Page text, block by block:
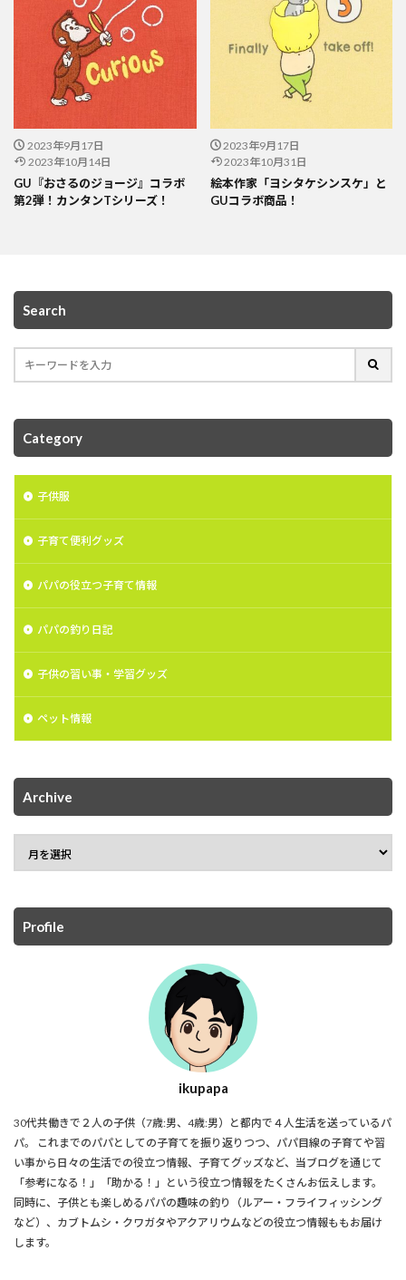
2023年9月17日
2023年10月14日
GU『おさるのジョージ』コラボ
第2弾！カンタンTシリーズ！
2023年9月17日
2023年10月31日
絵本作家「ヨシタケシンスケ」と
GUコラボ商品！
Search
Category
子供服
子育て便利グッズ
パパの役立つ子育て情報
パパの釣り日記
子供の習い事・学習グッズ
ペット情報
Archive
Profile
ikupapa
30代共働きで２人の子供（7歳:男、4歳:男）と都内で４人生活を送っているパ
パ。 これまでのパパとしての子育てを振り返りつつ、パパ目線の子育てや習
い事から日々の生活での役立つ情報、子育てグッズなど、当ブログを通じて
「参考になる！」「助かる！」という役立つ情報をたくさんお伝えします。
同時に、子供とも楽しめるパパの趣味の釣り（ルアー・フライフィッシング
など）、カブトムシ・クワガタやアクアリウムなどの役立つ情報ももお届け
します。